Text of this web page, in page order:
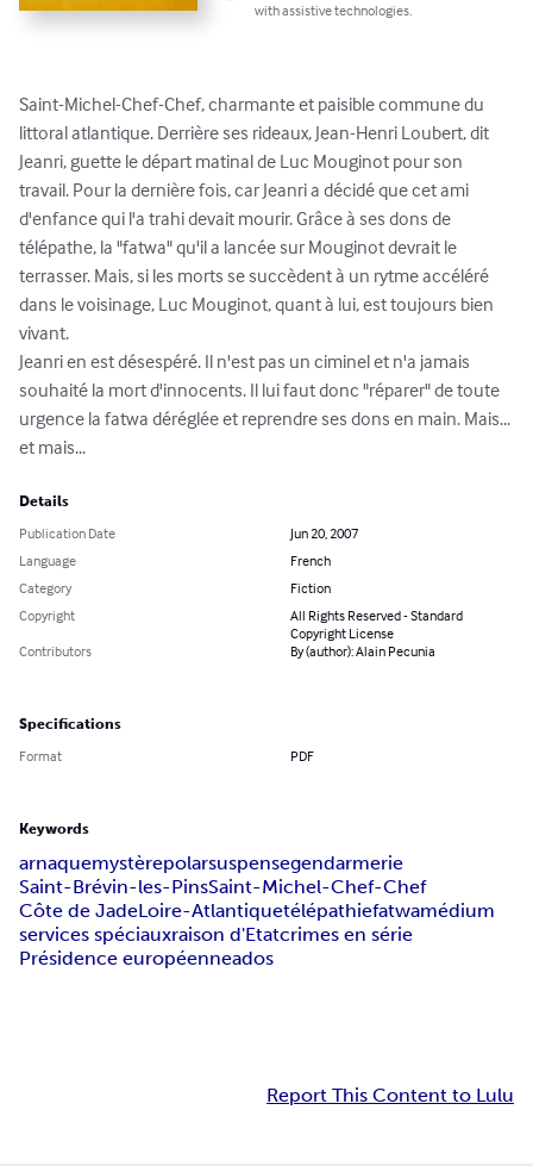
with assistive technologies.
Saint-Michel-Chef-Chef, charmante et paisible commune du
littoral atlantique. Derrière ses rideaux, Jean-Henri Loubert, dit
Jeanri, guette le départ matinal de Luc Mouginot pour son
travail. Pour la dernière fois, car Jeanri a décidé que cet ami
d'enfance qui l'a trahi devait mourir. Grâce à ses dons de
télépathe, la "fatwa" qu'il a lancée sur Mouginot devrait le
terrasser. Mais, si les morts se succèdent à un rytme accéléré
dans le voisinage, Luc Mouginot, quant à lui, est toujours bien
vivant.
Jeanri en est désespéré. Il n'est pas un ciminel et n'a jamais
souhaité la mort d'innocents. Il lui faut donc "réparer" de toute
urgence la fatwa déréglée et reprendre ses dons en main. Mais...
et mais...
Details
Publication Date
Jun 20, 2007
Language
French
Category
Fiction
Copyright
All Rights Reserved - Standard
Copyright License
Contributors
By (author): Alain Pecunia
Specifications
Format PDF
Keywords
arnaquemystèrepolarsuspensegendarmerie
Saint-Brévin-les-PinsSaint-Michel-Chef-Chef
Côte de JadeLoire-Atlantiquetélépathiefatwamédium
services spéciauxraison d'Etatcrimes en série
Présidence européenneados
Report This Content to Lulu